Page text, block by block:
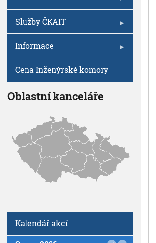
Služby ČKAIT
Informace
Cena Inženýrské komory
Oblastní kanceláře
Kalendář akcí